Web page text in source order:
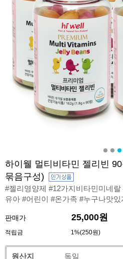
하이웰 멀티비타민 젤리빈
묶음구성)
#젤리영양제 #12가지비타민미네
유아 #어린이 #온가족 #누구나맛있
판매가 25,000원
적립금 1%(250원)
원산지
독일